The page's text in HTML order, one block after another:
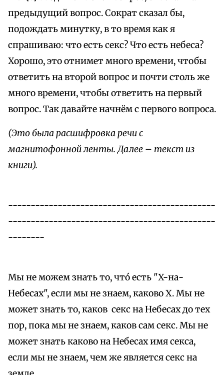
предыдущий вопрос. Сократ сказал бы,
подождать минутку, в то время как я
спрашиваю: что есть секс? Что есть небеса?
Хорошо, это отнимет много времени, чтобы
ответить на второй вопрос и почти столь же
много времени, чтобы ответить на первый
вопрос. Так давайте начнём с первого вопроса.
(Это была расшифровка речи с
магнитофонной ленты. Далее – текст из
книги).
----------------------------------------------
----------------------------------------------
--------
Мы не можем знать то, чтó есть "X-на-
Небесах", если мы не знаем, каково X. Мы не
может знать то, каков секс на Небесах до тех
пор, пока мы не знаем, каков сам секс. Мы не
может знать каково на Небесах имя секса,
если мы не знаем, чем же является секс на